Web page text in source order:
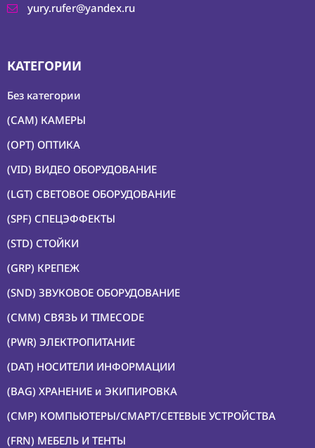
yury.rufer@yandex.ru
КАТЕГОРИИ
Без категории
(CAM) КАМЕРЫ
(OPT) ОПТИКА
(VID) ВИДЕО ОБОРУДОВАНИЕ
(LGT) СВЕТОВОЕ ОБОРУДОВАНИЕ
(SPF) СПЕЦЭФФЕКТЫ
(STD) СТОЙКИ
(GRP) КРЕПЕЖ
(SND) ЗВУКОВОЕ ОБОРУДОВАНИЕ
(CMM) СВЯЗЬ И TIMECODE
(PWR) ЭЛЕКТРОПИТАНИЕ
(DAT) НОСИТЕЛИ ИНФОРМАЦИИ
(BAG) ХРАНЕНИЕ и ЭКИПИРОВКА
(CMP) КОМПЬЮТЕРЫ/СМАРТ/СЕТЕВЫЕ УСТРОЙСТВА
(FRN) МЕБЕЛЬ И ТЕНТЫ